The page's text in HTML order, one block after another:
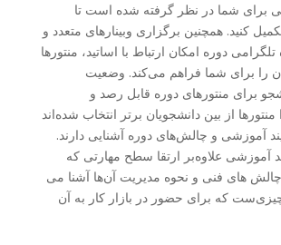
برای شما در نظر گرفته شده است تا
کنید. همچنین برگزاری وبینارهای متعدد و
دوره امکان ارتباط با اساتید، منتورها
را برای شما فراهم می‌کند. وضعیت
برای منتورهای دوره قابل رصد و
از بین دانشجویان برتر انتخاب شده‌اند
آموزشی و چالش‌های دوره آشنایی دارند.
آموزشی علاوه‌بر ارتقا سطح مهارتی که
چالش هاى فنى و نحوه مدیریت آن‌ها آشنا مى
كه برای حضور در بازار كار به آن